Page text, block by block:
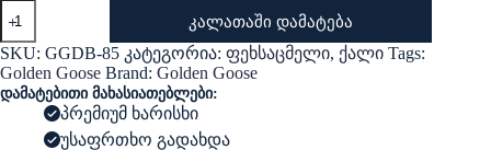
Golden
Goose
White
Sneakers
Tiger
Printed
კალათაში დამატება
SKU: GGDB-85 კატეგორია: ფეხსაცმელი, ქალი Tags:
Golden Goose Brand: Golden Goose
დამატებითი მახასიათებლები:
პრემიუმ ხარისხი
უსაფრთხო გადახდა